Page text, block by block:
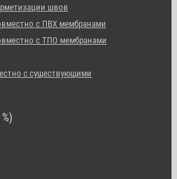
швов
с ПВХ мембранами
с ТПО мембранами
с существующими